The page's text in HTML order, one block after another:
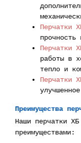
Перчатки
Перчатки
работы в
тепло и
Перчатки
Преимущества
Наши перчатки
преимуществами: